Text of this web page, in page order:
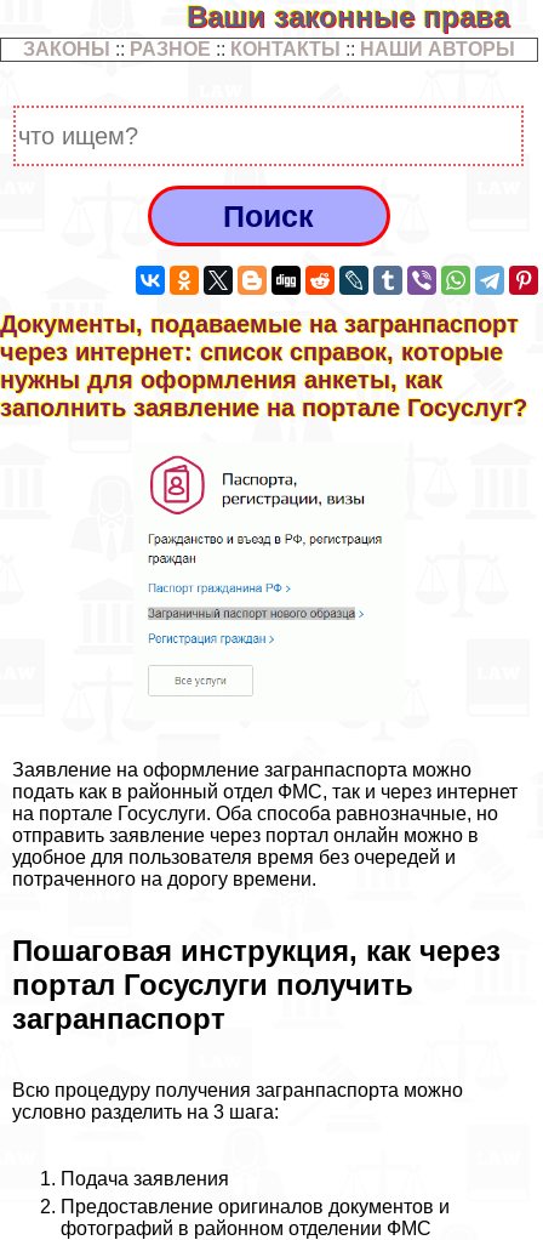
Ваши законные права
ЗАКОНЫ :: РАЗНОЕ :: КОНТАКТЫ :: НАШИ АВТОРЫ
Документы, подаваемые на загранпаспорт
через интернет: список справок, которые
нужны для оформления анкеты, как
заполнить заявление на портале Госуслуг?
Заявление на оформление загранпаспорта можно
подать как в районный отдел ФМС, так и через интернет
на портале Госуслуги. Оба способа равнозначные, но
отправить заявление через портал онлайн можно в
удобное для пользователя время без очередей и
потраченного на дорогу времени.
Пошаговая инструкция, как через
портал Госуслуги получить
загранпаспорт
Всю процедуру получения загранпаспорта можно
условно разделить на 3 шага:
Подача заявления
Предоставление оригиналов документов и
фотографий в районном отделении ФМС